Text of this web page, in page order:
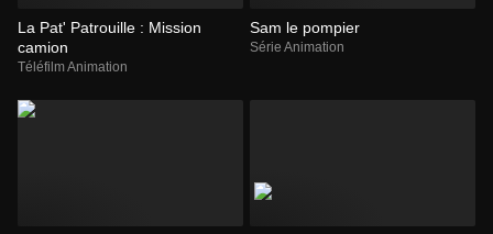
La Pat' Patrouille : Mission
camion
Téléfilm Animation
Sam le pompier
Série Animation